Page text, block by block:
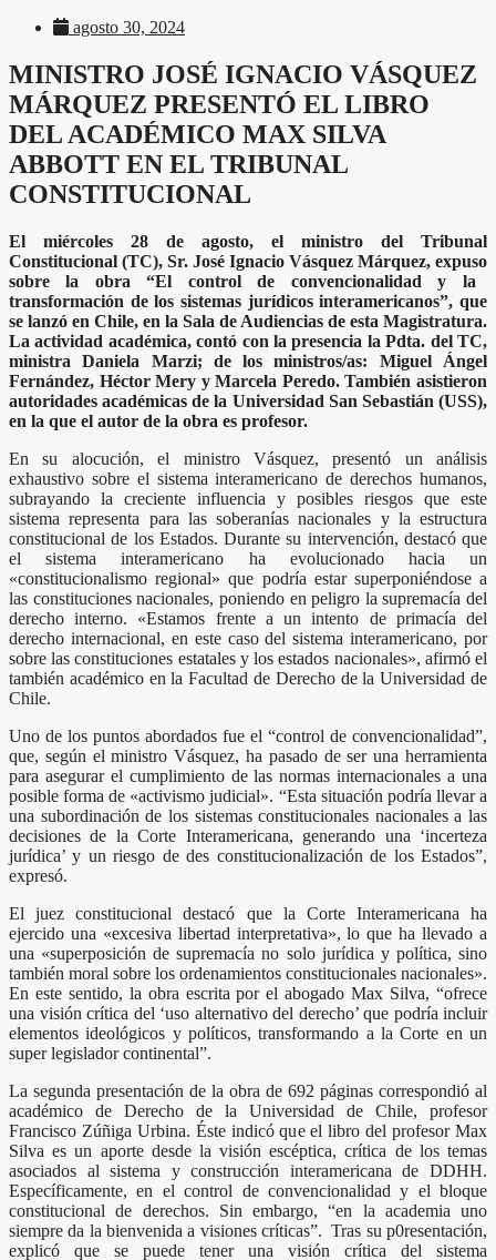
agosto 30, 2024
MINISTRO JOSÉ IGNACIO VÁSQUEZ
MÁRQUEZ PRESENTÓ EL LIBRO
DEL ACADÉMICO MAX SILVA
ABBOTT EN EL TRIBUNAL
CONSTITUCIONAL
El miércoles 28 de agosto, el ministro del Tribunal
Constitucional (TC), Sr. José Ignacio Vásquez Márquez, expuso
sobre la obra “El control de convencionalidad y la
transformación de los sistemas jurídicos interamericanos”, que
se lanzó en Chile, en la Sala de Audiencias de esta Magistratura.
La actividad académica, contó con la presencia la Pdta. del TC,
ministra Daniela Marzi; de los ministros/as: Miguel Ángel
Fernández, Héctor Mery y Marcela Peredo. También asistieron
autoridades académicas de la Universidad San Sebastián (USS),
en la que el autor de la obra es profesor.
En su alocución, el ministro Vásquez, presentó un análisis
exhaustivo sobre el sistema interamericano de derechos humanos,
subrayando la creciente influencia y posibles riesgos que este
sistema representa para las soberanías nacionales y la estructura
constitucional de los Estados. Durante su intervención, destacó que
el sistema interamericano ha evolucionado hacia un
«constitucionalismo regional» que podría estar superponiéndose a
las constituciones nacionales, poniendo en peligro la supremacía del
derecho interno. «Estamos frente a un intento de primacía del
derecho internacional, en este caso del sistema interamericano, por
sobre las constituciones estatales y los estados nacionales», afirmó el
también académico en la Facultad de Derecho de la Universidad de
Chile.
Uno de los puntos abordados fue el “control de convencionalidad”,
que, según el ministro Vásquez, ha pasado de ser una herramienta
para asegurar el cumplimiento de las normas internacionales a una
posible forma de «activismo judicial». “Esta situación podría llevar a
una subordinación de los sistemas constitucionales nacionales a las
decisiones de la Corte Interamericana, generando una ‘incerteza
jurídica’ y un riesgo de des constitucionalización de los Estados”,
expresó.
El juez constitucional destacó que la Corte Interamericana ha
ejercido una «excesiva libertad interpretativa», lo que ha llevado a
una «superposición de supremacía no solo jurídica y política, sino
también moral sobre los ordenamientos constitucionales nacionales».
En este sentido, la obra escrita por el abogado Max Silva, “ofrece
una visión crítica del ‘uso alternativo del derecho’ que podría incluir
elementos ideológicos y políticos, transformando a la Corte en un
super legislador continental”.
La segunda presentación de la obra de 692 páginas correspondió al
académico de Derecho de la Universidad de Chile, profesor
Francisco Zúñiga Urbina. Éste indicó que el libro del profesor Max
Silva es un aporte desde la visión escéptica, crítica de los temas
asociados al sistema y construcción interamericana de DDHH.
Específicamente, en el control de convencionalidad y el bloque
constitucional de derechos. Sin embargo, “en la academia uno
siempre da la bienvenida a visiones críticas”. Tras su p0resentación,
explicó que se puede tener una visión crítica del sistema